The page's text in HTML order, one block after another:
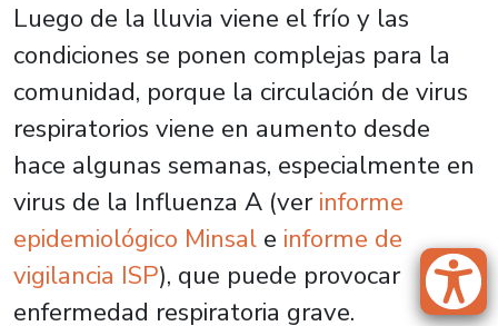
Luego de la lluvia viene el frío y las
condiciones se ponen complejas para la
comunidad, porque la circulación de virus
respiratorios viene en aumento desde
hace algunas semanas, especialmente en
virus de la Influenza A (verinforme
epidemiológico Minsal e informe de
vigilancia ISP), que puede provocar
enfermedad respiratoria grave.